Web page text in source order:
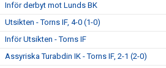
Inför derbyt mot Lunds BK
Utsikten - Torns IF, 4-0 (1-0)
Inför Utsikten - Torns IF
Assyriska Turabdin IK - Torns IF, 2-1 (2-0)